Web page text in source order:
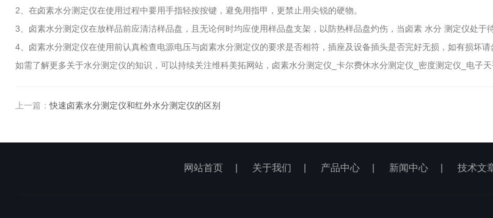
2、在卤素水分测定仪在使用过程中要用手指轻按按键，避免用指甲，更禁止用尖锐的硬物。
3、卤素水分测定仪在放样品前应清洁样品盘，且无论何时均应使用样品盘支架，以防热样品盘灼伤，当卤素 水分 测定仪处于
4、卤素水分测定仪在使用前认真检查电源电压与卤素水分测定仪的要求是否相符，插座及设备插头是否完好无损，如有损坏
如需了解更多关于水分测定仪的知识，可以持续关注维科美拓网站，卤素水分测定仪_卡尔费休水分测定仪_密度测定仪_电
上一篇：快速卤素水分测定仪和红外水分测定仪的区别
网站首页 关于我们 产品中心 新闻中心 技术文